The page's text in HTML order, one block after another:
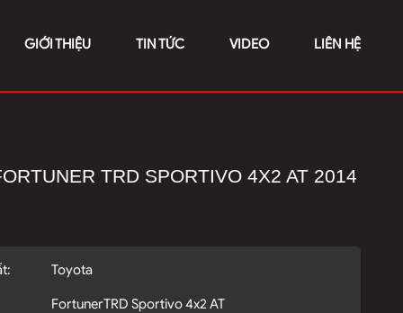
GIỚI THIỆU TIN TỨC VIDEO LIÊN HỆ
TRD SPORTIVO 4X2 AT 2014
Toyota
FortunerTRD Sportivo 4x2 AT